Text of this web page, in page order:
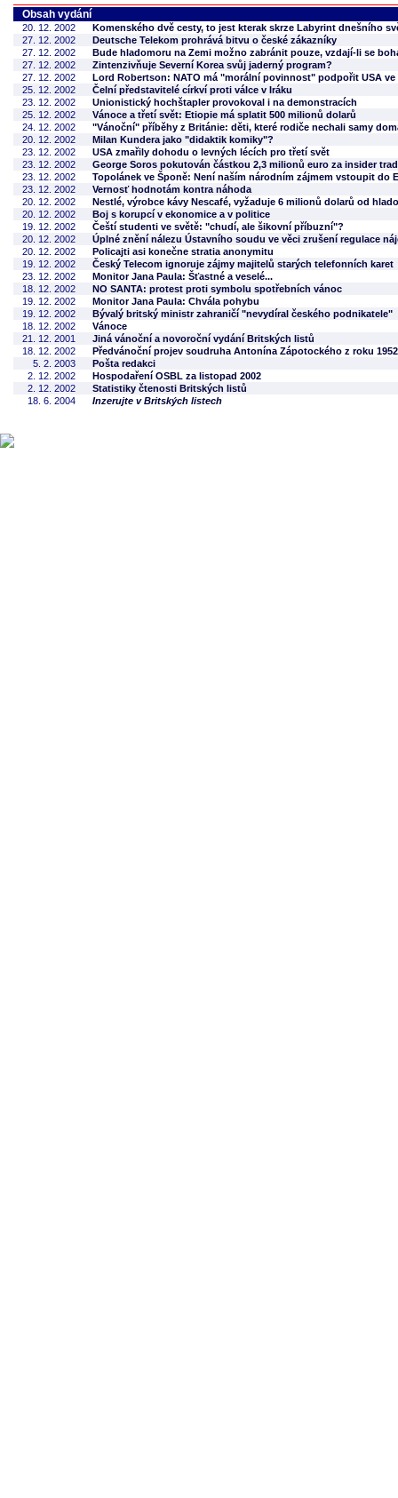
Obsah vydání
20. 12. 2002
Komenského dvě cesty, to jest kterak skrze Labyrint dnešního
27. 12. 2002
Deutsche Telekom prohrává bitvu o české zákazníky
27. 12. 2002
Bude hladomoru na Zemi možno zabránit pouze, vzdají-li se
27. 12. 2002
Zintenzivňuje Severní Korea svůj jaderný program?
27. 12. 2002
Lord Robertson: NATO má "morální povinnost" podpořit USA ve
25. 12. 2002
Čelní představitelé církví proti válce v Iráku
23. 12. 2002
Unionistický hochštapler provokoval i na demonstracích
25. 12. 2002
Vánoce a třetí svět: Etiopie má splatit 500 milionů dolarů
24. 12. 2002
"Vánoční" příběhy z Británie: děti, které rodiče nechali samy
20. 12. 2002
Milan Kundera jako "didaktik komiky"?
23. 12. 2002
USA zmařily dohodu o levných lécích pro třetí svět
23. 12. 2002
George Soros pokutován částkou 2,3 milionů euro za insider
23. 12. 2002
Topolánek ve Šponě: Není naším národním zájmem vstoupit do
23. 12. 2002
Vernosť hodnotám kontra náhoda
20. 12. 2002
Nestlé, výrobce kávy Nescafé, vyžaduje 6 milionů dolarů od
20. 12. 2002
Boj s korupcí v ekonomice a v politice
19. 12. 2002
Čeští studenti ve světě: "chudí, ale šikovní příbuzní"?
20. 12. 2002
Úplné znění nálezu Ústavního soudu ve věci zrušení regulace
20. 12. 2002
Policajti asi konečne stratia anonymitu
19. 12. 2002
Český Telecom ignoruje zájmy majitelů starých telefonních karet
23. 12. 2002
Monitor Jana Paula: Šťastné a veselé...
18. 12. 2002
NO SANTA: protest proti symbolu spotřebních vánoc
19. 12. 2002
Monitor Jana Paula: Chvála pohybu
19. 12. 2002
Bývalý britský ministr zahraničí "nevydíral českého podnikatele"
18. 12. 2002
Vánoce
21. 12. 2001
Jiná vánoční a novoroční vydání Britských listů
18. 12. 2002
Předvánoční projev soudruha Antonína Zápotockého z roku 1952
5. 2. 2003
Pošta redakci
2. 12. 2002
Hospodaření OSBL za listopad 2002
2. 12. 2002
Statistiky čtenosti Britských listů
18. 6. 2004
Inzerujte v Britských listech